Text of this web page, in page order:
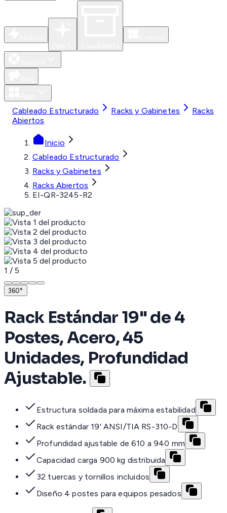
Cableado Estructurado Racks y Gabinetes
Racks
Abiertos
Inicio
Cableado Estructurado
Racks y Gabinetes
Racks Abiertos
EI-QR-3245-R2
1 / 5
360°
Rack Estándar 19" de 4
Postes, Acero, 45
Unidades, Profundidad
Ajustable.
Estructura soldada para máxima estabilidad
Rack estándar 19' ANSI/TIA RS-310-D
Profundidad ajustable de 610 a 940 mm
Capacidad carga 900 kg distribuida
32 tuercas y tornillos incluidos
Diseño 4 postes para equipos pesados